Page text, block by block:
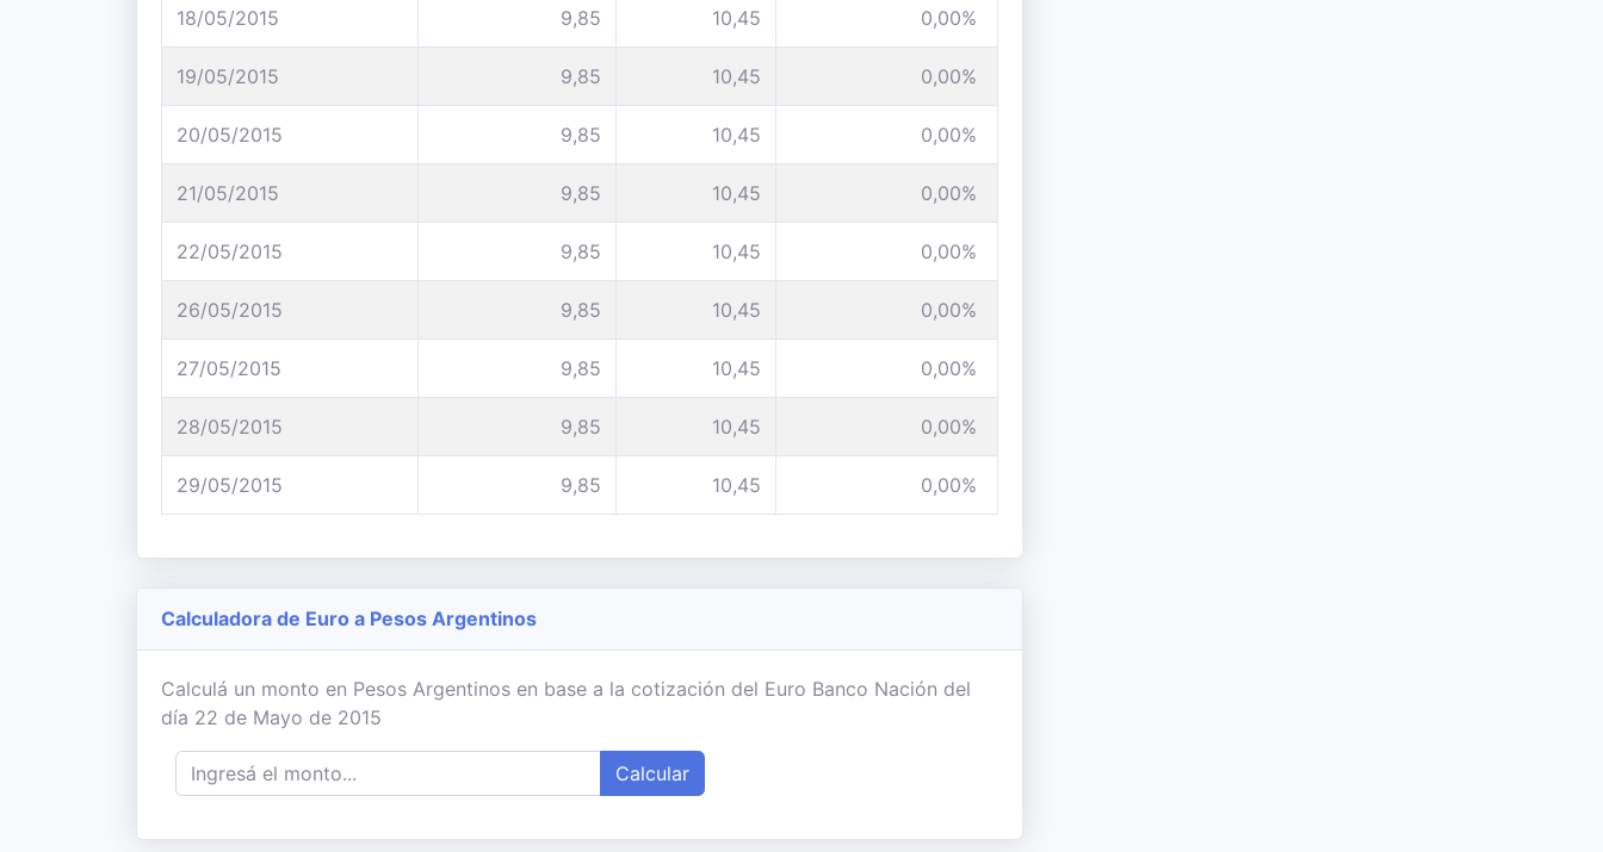
18/05/2015 9,85 10,45 0,00%
19/05/2015 9,85 10,45 0,00%
20/05/2015 9,85 10,45 0,00%
21/05/2015 9,85 10,45 0,00%
22/05/2015 9,85 10,45 0,00%
26/05/2015 9,85 10,45 0,00%
27/05/2015 9,85 10,45 0,00%
28/05/2015 9,85 10,45 0,00%
29/05/2015 9,85 10,45 0,00%
Calculadora de Euro a Pesos Argentinos
Calculá un monto en Pesos Argentinos en base a la cotización del Euro Banco Nación del
día 22 de Mayo de 2015
Calcular